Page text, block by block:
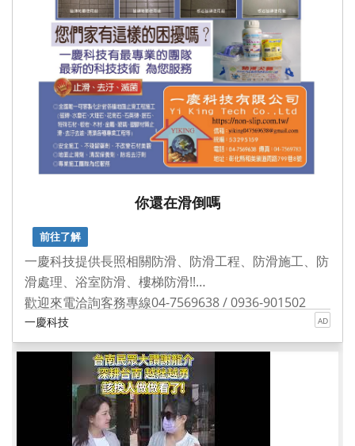
你還在滑倒嗎
前往了解
一慶科技提供長照相關防滑、防滑工程、防滑施工、防
滑處理、浴室防滑、樓梯防滑!!
歡迎來電洽詢客務專線04-7569638 / 0936-901502
一慶科技 AD